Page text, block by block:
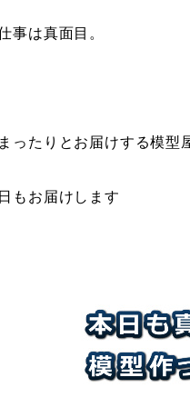
事は真面目。
ったりとお届けする模型
もお届けします